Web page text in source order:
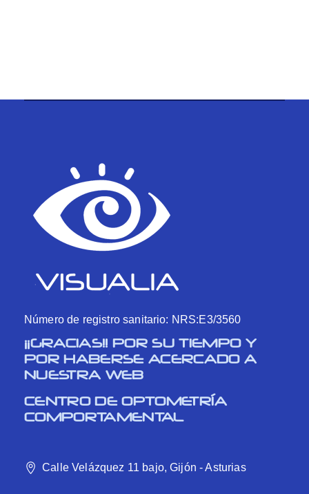
Número de registro sanitario: NRS:E3/3560
¡¡GRACIAS!! POR SU TIEMPO Y
POR HABERSE ACERCADO A
NUESTRA WEB
CENTRO DE OPTOMETRÍA
COMPORTAMENTAL
Calle Velázquez 11 bajo, Gijón - Asturias